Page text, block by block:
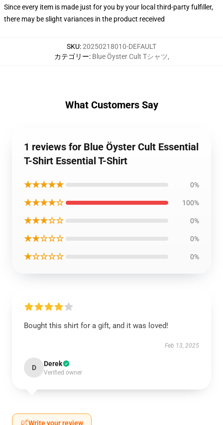
Since every item is made just for you by your local third-party fulfiller,
there may be slight variances in the product received
SKU:20250218010-DEFAULT
カテゴリー: Blue Öyster Cult Tシャツ,
What Customers Say
1 reviews for Blue Öyster Cult Essential
T-Shirt Essential T-Shirt
★★★★★ 0%
★★★★☆ 100%
★★★☆☆ 0%
★★☆☆☆ 0%
★☆☆☆☆ 0%
Bought this shirt for a gift, and it was loved!
Feb 13, 2025
D Derek
Verified owner
Write your review